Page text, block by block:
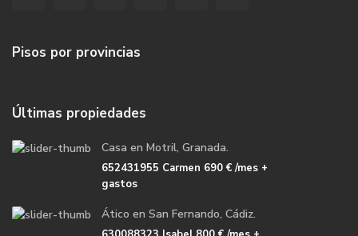
Pisos por provincias
Últimas propiedades
Casa en Motril, Granada.
652431955 Carmen 690 €/mes +
gastos
Ático en San Fernando, Cádiz.